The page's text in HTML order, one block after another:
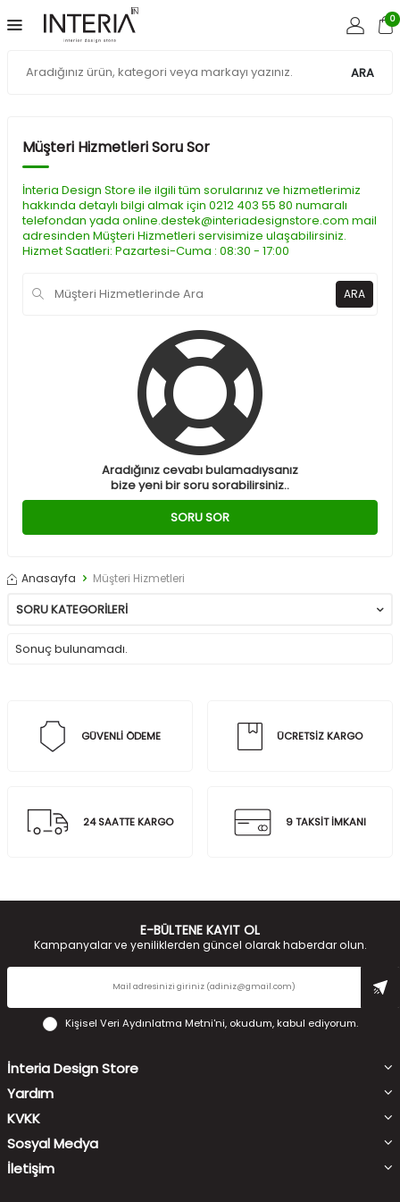
ARA
0
Müşteri Hizmetleri Soru Sor
İnteria Design Store ile ilgili tüm sorularınız ve hizmetlerimiz
hakkında detaylı bilgi almak için 0212 403 55 80 numaralı
telefondan yada online.destek@interiadesignstore.com mail
adresinden Müşteri Hizmetleri servisimize ulaşabilirsiniz.
Hizmet Saatleri: Pazartesi-Cuma : 08:30 - 17:00
ARA
Aradığınız cevabı bulamadıysanız
bize yeni bir soru sorabilirsiniz..
SORU SOR
Anasayfa Müşteri Hizmetleri
SORU KATEGORILERI
Sonuç bulunamadı.
GÜVENLİ ÖDEME ÜCRETSİZ KARGO
24 SAATTE KARGO 9 TAKSİT İMKANI
E-BÜLTENE KAYIT OL
Kampanyalar ve yeniliklerden güncel olarak haberdar olun.
Kişisel Veri Aydınlatma Metni'ni, okudum, kabul ediyorum.
İnteria Design Store
Yardım
KVKK
Sosyal Medya
İletişim